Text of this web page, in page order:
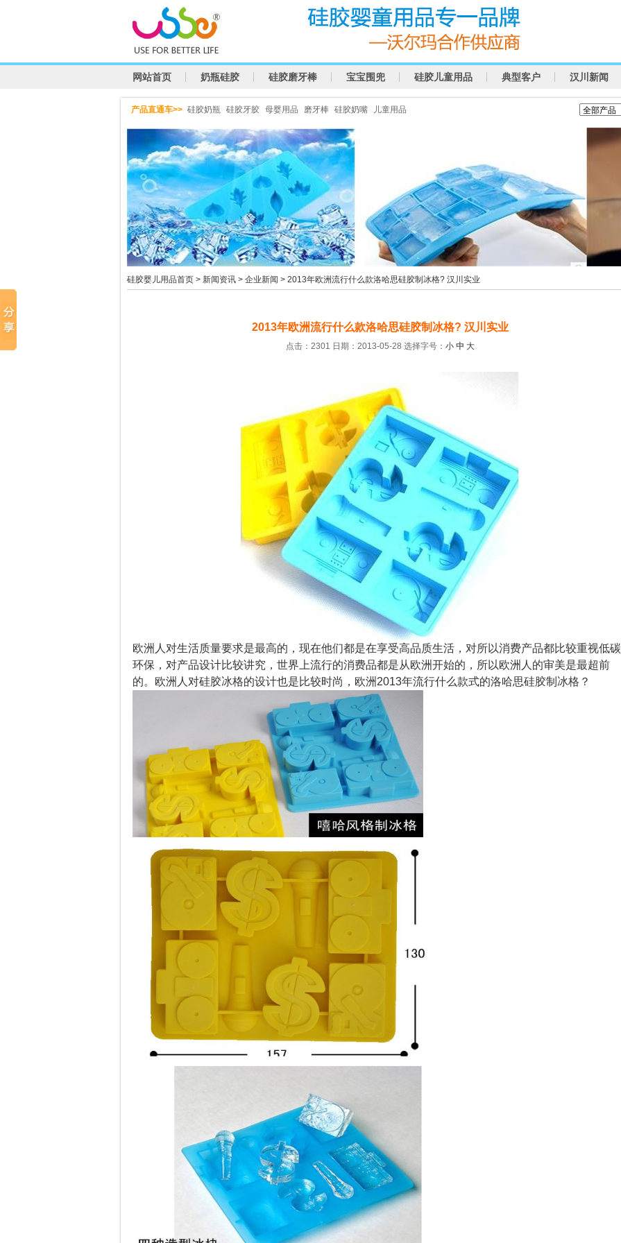
网站首页 奶瓶硅胶 硅胶磨牙棒 宝宝围兜 硅胶儿童用品 典型客户 汉川新闻
产品直通车>> 硅胶奶瓶 硅胶牙胶 母婴用品 磨牙棒 硅胶奶嘴 儿童用品
硅胶婴儿用品首页 > 新闻资讯 > 企业新闻 > 2013年欧洲流行什么款洛哈思硅胶制冰格? 汉川实业
2013年欧洲流行什么款洛哈思硅胶制冰格? 汉川实业
点击：2301 日期：2013-05-28 选择字号： 小 中 大
欧洲人对生活质量要求是最高的，现在他们都是在享受高品质生活，对所以消费产品都比较重视低碳
环保，对产品设计比较讲究，世界上流行的消费品都是从欧洲开始的，所以欧洲人的审美是最超前
的。欧洲人对硅胶冰格的设计也是比较时尚， 欧洲2013年流行什么款式的洛哈思硅胶制冰格？